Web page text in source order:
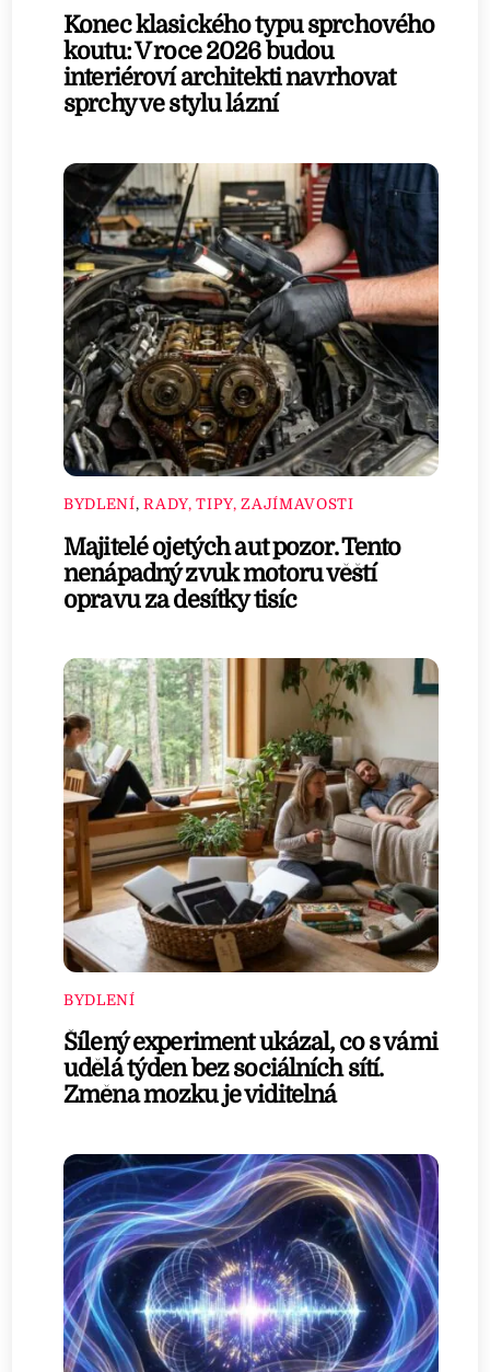
Konec klasického typu sprchového
koutu: V roce 2026 budou
interiéroví architekti navrhovat
sprchy ve stylu lázní
BYDLENÍ,RADY, TIPY, ZAJÍMAVOSTI
Majitelé ojetých aut pozor. Tento
nenápadný zvuk motoru věští
opravu za desítky tisíc
BYDLENÍ
Šílený experiment ukázal, co s vámi
udělá týden bez sociálních sítí.
Změna mozku je viditelná